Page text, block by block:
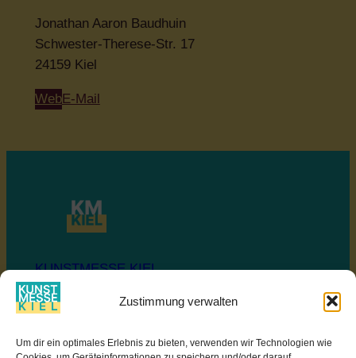
Zustimmung verwalten
Um dir ein optimales Erlebnis zu bieten, verwenden wir Technologien wie
Jonathan Aaron Baudhuin
Schwester-Therese-Str. 17
24159 Kiel
WebE-Mail
KUNSTMESSE KIEL
Ostseekai
SOZIALE MEDIEN